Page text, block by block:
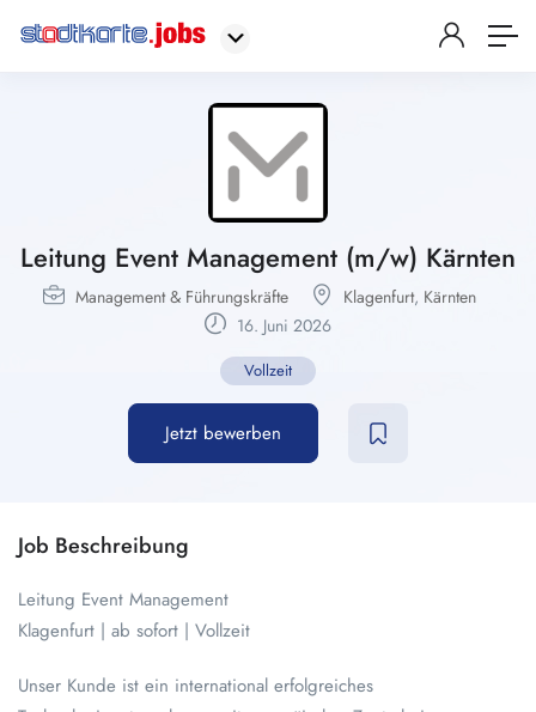
Leitung Event Management (m/w) Kärnten
Management & Führungskräfte Klagenfurt, Kärnten
16. Juni 2026
Vollzeit
Jetzt bewerben
Job Beschreibung
Leitung Event Management
Klagenfurt | ab sofort | Vollzeit
Unser Kunde ist ein international erfolgreiches